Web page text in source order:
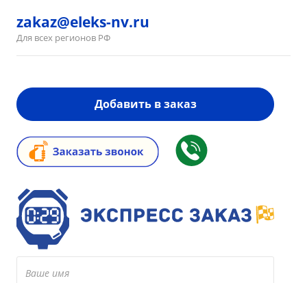
zakaz@eleks-nv.ru
Для всех регионов РФ
Добавить в заказ